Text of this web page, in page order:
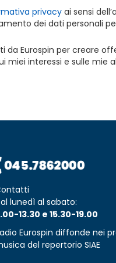
privacyai sensi
dei dati personali
da Eurospin per creare
miei interessi e sulle mie
lunedì al sabato:
13.30 e 15.30-19.00
Eurospin diffonde nei
del repertorio SIAE